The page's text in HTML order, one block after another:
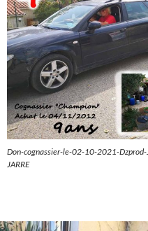
Don-cognassier-le-02-10-2021-
JARRE